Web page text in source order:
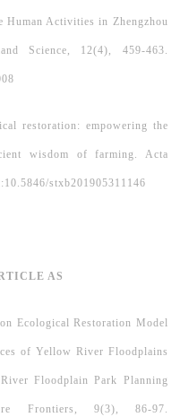
Human Activities in Zhengzhou
Science, 12(4), 459-463.
restoration: empowering the
wisdom of farming. Acta
stxb201905311146
AS
Ecological Restoration Model
of Yellow River Floodplains
Floodplain Park Planning
Frontiers, 9(3), 86-97.